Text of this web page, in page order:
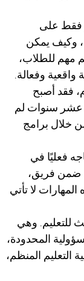
فقط على
وكيف يمكن
مهم للطلاب،
وفعالة.
فقد أصبح
عشر سنوات لم
خلال برامج
فعليًا في
ضمن فريق،
لا تأتي
للتعليم. وهي
المسؤولية المحدودة،
أهمية التعليم المنظم،